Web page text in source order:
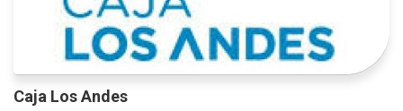
Caja Los Andes